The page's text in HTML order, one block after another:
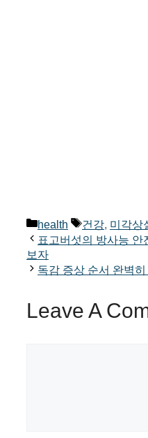
Categories
health Tags
건강, 미각상
표고버섯의 방사능 안
보자
독감 증상 순서 완벽
Leave A